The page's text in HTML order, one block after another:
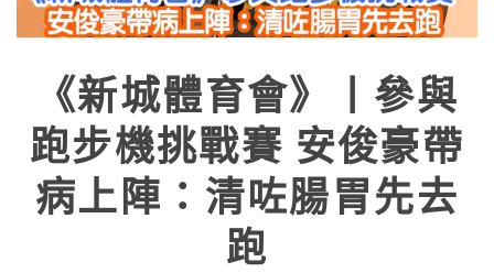
《新城體育會》丨參與
跑步機挑戰賽 安俊豪帶
病上陣：清咗腸胃先去
跑